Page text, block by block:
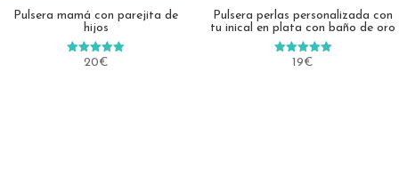
Pulsera mamá con parejita de
hijos
Valorado en
20€
Pulsera perlas personalizada con
tu inical en plata con baño de oro
Valorado en
19€